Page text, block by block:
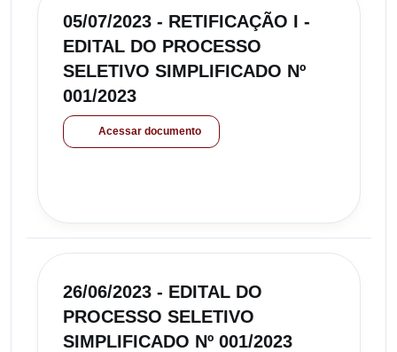
05/07/2023 - RETIFICAÇÃO I -
EDITAL DO PROCESSO
SELETIVO SIMPLIFICADO Nº
001/2023
Acessar documento
26/06/2023 - EDITAL DO
PROCESSO SELETIVO
SIMPLIFICADO Nº 001/2023